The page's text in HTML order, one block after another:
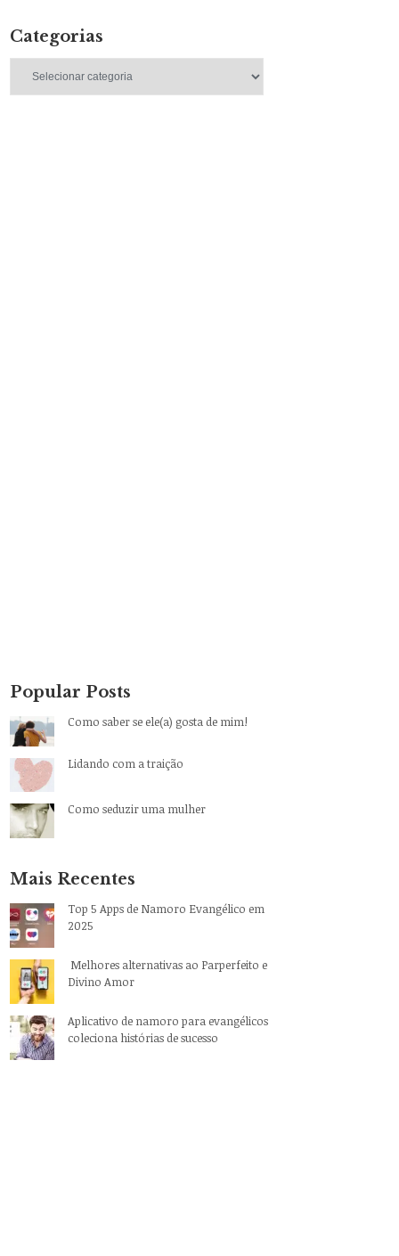
Categorias
Popular Posts
Como saber se ele(a) gosta de mim!
Lidando com a traição
Como seduzir uma mulher
Mais Recentes
Top 5 Apps de Namoro Evangélico em
2025
Melhores alternativas ao Parperfeito e
Divino Amor
Aplicativo de namoro para evangélicos
coleciona histórias de sucesso